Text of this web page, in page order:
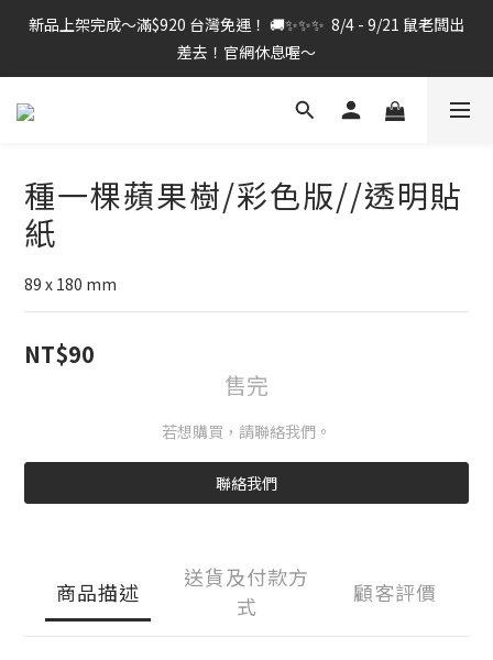
新品上架完成～滿$920 台灣免運！ 🚚✨✨✨  8/4 - 9/21 鼠老闆出
差去！官網休息喔～
種一棵蘋果樹/彩色版//透明貼
紙
89 x 180 mm
NT$90
售完
若想購買，請聯絡我們。
聯絡我們
商品描述
送貨及付款方
式
顧客評價